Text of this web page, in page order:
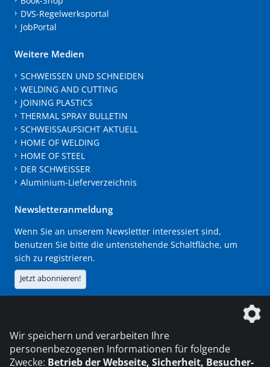
DVS-Regelwerksportal
JobPortal
Weitere Medien
SCHWEISSEN UND SCHNEIDEN
WELDING AND CUTTING
JOINING PLASTICS
THERMAL SPRAY BULLETIN
SCHWEISSAUFSICHT AKTUELL
HOME OF WELDING
HOME OF STEEL
DER SCHWEISSER
Aluminium-Lieferverzeichnis
Newsletteranmeldung
Wenn Sie an unserem Newsletter interessiert sind,
benutzen Sie bitte die untenstehende Schaltfläche, um
sich zu registrieren.
Jetzt abonnieren!
Die DVS Media GmbH ist ein Unternehmen der
Wir speichern und verarbeiten Ihre
personenbezogenen Informationen für folgende
Zwecke: Betrieb der Webseite, Sicherheit, Besucher-